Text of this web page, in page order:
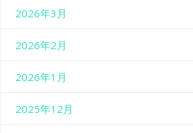
2026年3月
2026年2月
2026年1月
2025年12月